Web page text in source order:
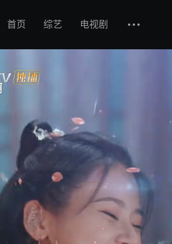
首页 综艺 电视剧